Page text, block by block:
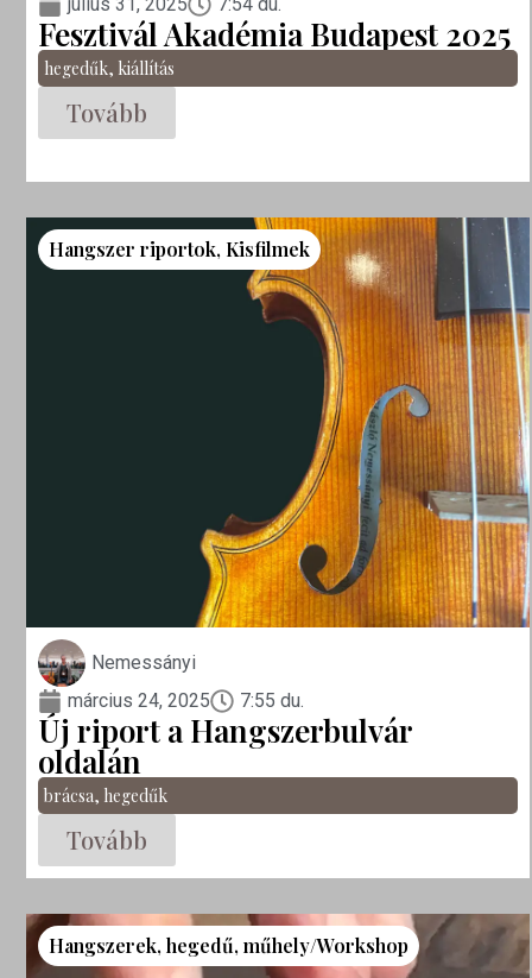
július 31, 2025
7:54 du.
Fesztivál Akadémia Budapest 2025
hegedűk, kiállítás
Tovább
Hangszer riportok, Kisfilmek
Nemessányi
március 24, 2025
7:55 du.
Új riport a Hangszerbulvár
oldalán
brácsa, hegedűk
Tovább
Hangszerek,hegedű,műhely/Workshop